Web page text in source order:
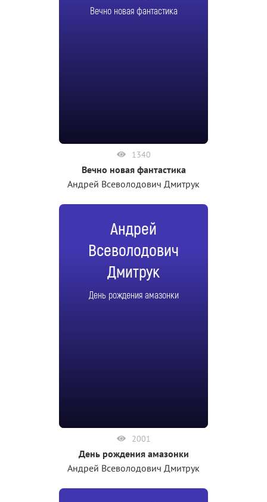
Вечно новая фантастика
1340
Вечно новая фантастика
Андрей Всеволодович Дмитрук
Андрей
Всеволодович
Дмитрук
День рождения амазонки
2001
День рождения амазонки
Андрей Всеволодович Дмитрук